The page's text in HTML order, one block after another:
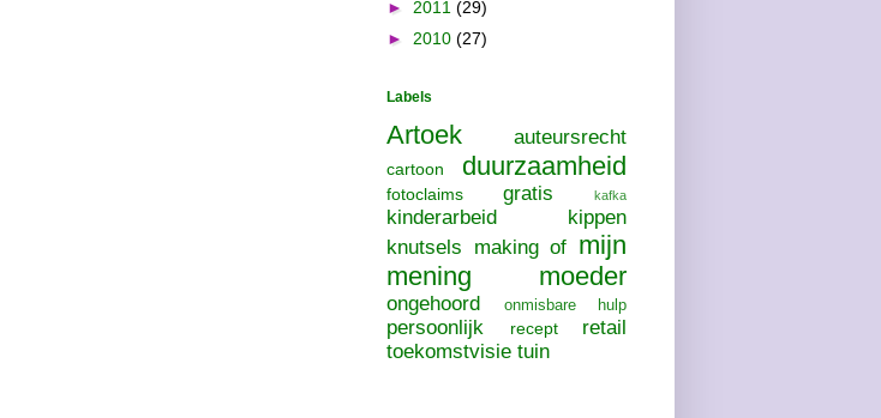
► 2011 (29)
► 2010 (27)
Labels
Artoek auteursrecht
cartoon duurzaamheid
fotoclaims gratis kafka
kinderarbeid
kippen
knutsels
making of mijn
mening
moeder
ongehoord onmisbare hulp
persoonlijk recept
retail
toekomstvisie tuin